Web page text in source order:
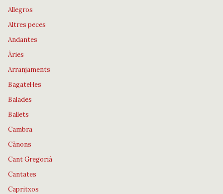
Allegros
Altres peces
Andantes
Àries
Arranjaments
Bagatel·les
Balades
Ballets
Cambra
Cànons
Cant Gregorià
Cantates
Capritxos